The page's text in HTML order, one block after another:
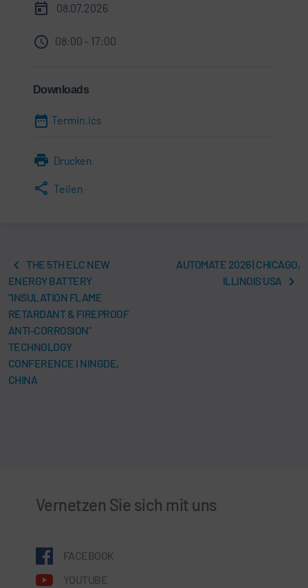
08.07.2026
08:00 - 17:00
Downloads
Termin.ics
Drucken
Teilen
THE 5TH ELC NEW
ENERGY BATTERY
"INSULATION FLAME
RETARDANT & FIREPROOF
ANTI-CORROSION"
TECHNOLOGY
CONFERENCE I NINGDE,
CHINA
AUTOMATE 2026 | CHICAGO,
ILLINOIS USA
Vernetzen Sie sich mit uns
FACEBOOK
YOUTUBE